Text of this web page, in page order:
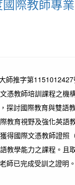
際教師專
師推字第
憑教師培訓課程之機
探討國際教育與雙語
教育視野及強化英語
得國際文憑教師證照
教學能力之課程。且
師已完成受訓之證明